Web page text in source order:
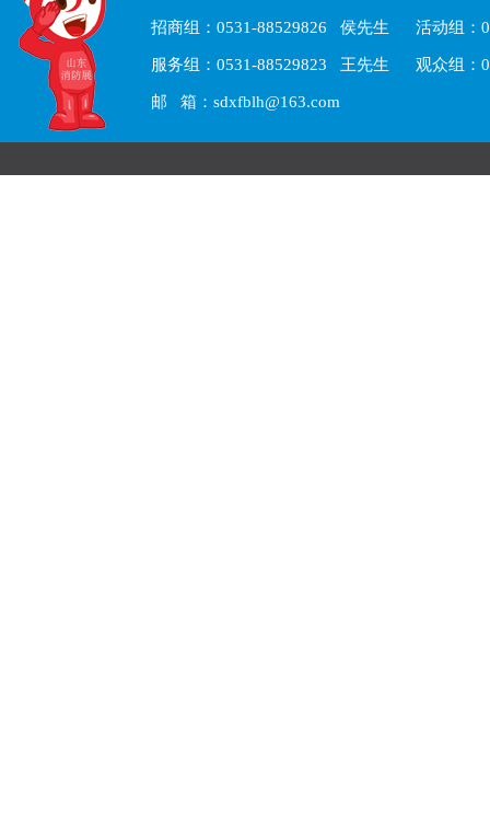
招商组：0531-88529826 侯先生 活动组：
服务组：0531-88529823 王先生 观众组：
邮 箱：sdxfblh@163.com